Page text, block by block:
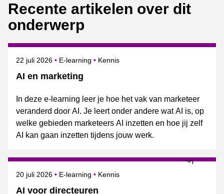
Recente artikelen over dit
onderwerp
AI en marketing
Gepubliceerd op
22 juli 2026 E-learning Onderwerpen
Kennis
In deze e-learning leer je hoe het vak van marketeer
veranderd door AI. Je leert onder andere wat AI is, op
welke gebieden marketeers AI inzetten en hoe jij zelf
AI kan gaan inzetten tijdens jouw werk.
AI voor directeuren
Gepubliceerd op
20 juli 2026 E-learning Onderwerpen
Kennis